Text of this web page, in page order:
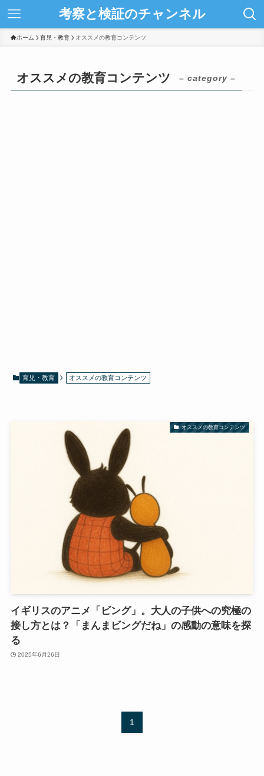
考察と検証のチャンネル
ホーム 育児・教育 オススメの教育コンテンツ
オススメの教育コンテンツ – category –
育児・教育 オススメの教育コンテンツ
オススメの教育コンテンツ
イギリスのアニメ「ビング」。大人の子供への究極の
接し方とは？「まんまビングだね」の感動の意味を探
る
2025年6月26日
1